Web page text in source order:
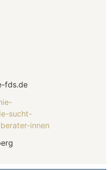
fds.de
sucht-
innen